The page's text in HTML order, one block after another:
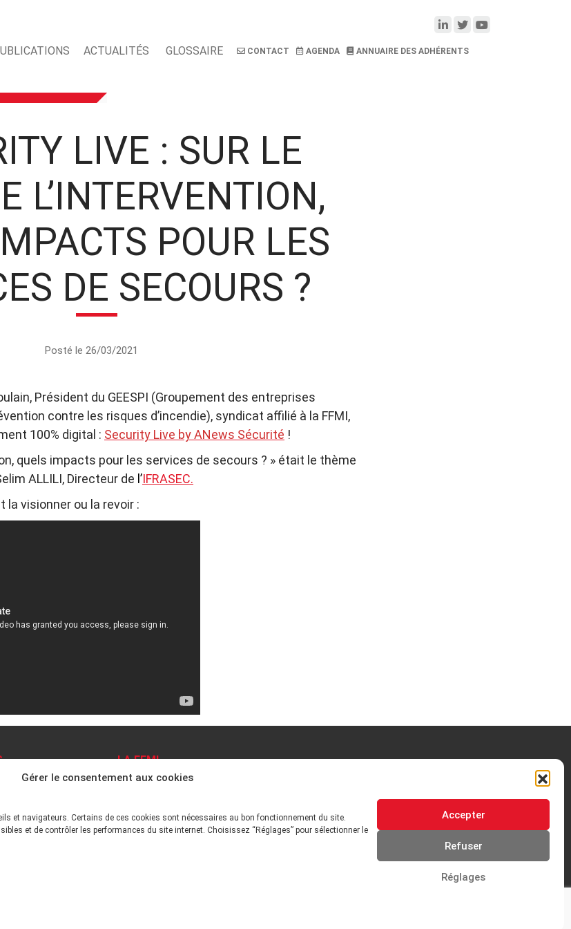
Gérer le consentement aux cookies
et navigateurs. Certains de ces cookies sont nécessaires au bon fonctionnement du site.
et de contrôler les performances du site internet. Choisissez “Réglages” pour sélectionner le
Accepter
Refuser
Réglages
ACTUALITÉS GLOSSAIRE CONTACT AGENDA ANNUAIRE DES ADHÉRENTS
LIVE : SUR LE
L’INTERVENTION,
POUR LES
DE SECOURS ?
Posté le 26/03/2021
Président du GEESPI (Groupement des entreprises
contre les risques d’incendie), syndicat affilié à la FFMI,
100% digital : Security Live by ANews Sécurité !
quels impacts pour les services de secours ? » était le thème
ALLILI, Directeur de l’IFRASEC.
la visionner ou la revoir :
LA FFMI
DÉONTOLOGIE PRINCIPES ORIENTATIONS GOUVERNANCE
ENVIRONNEMENT TECHNIQUE ET INSTITUTIONNEL